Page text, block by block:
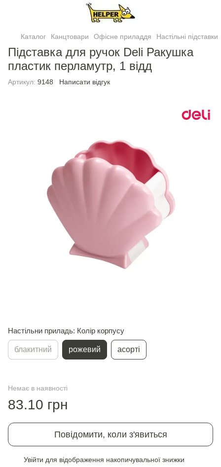
Каталог Канцтовари Офісне приладдя Настільні підставки
Підставка для ручок Deli Ракушка
пластик перламутр, 1 відд
Артикул: 9148 Написати відгук
Настільни приладь: Колір корпусу
блакитний рожевий асорті
Немає в наявності
83.10 грн
Повідомити, коли з'явиться
Увійти для відображення накопичувальної знижки